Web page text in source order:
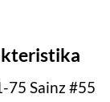
75 Sainz #55